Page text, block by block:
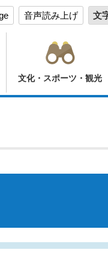
音声読み上げ 文
文化・スポーツ・観光